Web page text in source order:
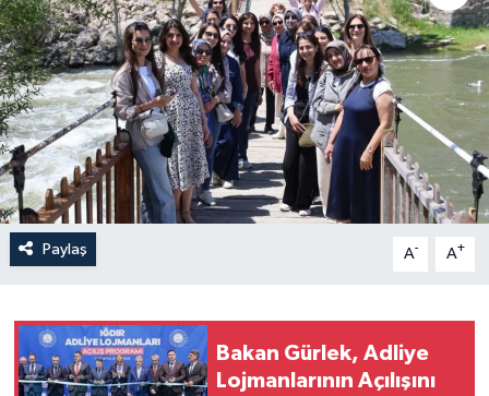
Paylaş A- A+
Bakan Gürlek, Adliye
Lojmanlarının Açılışını